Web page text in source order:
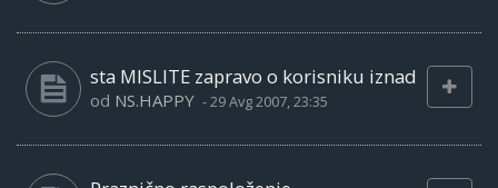
sta MISLITE zapravo o korisniku iznad
od NS.HAPPY -29 Avg 2007, 23:35